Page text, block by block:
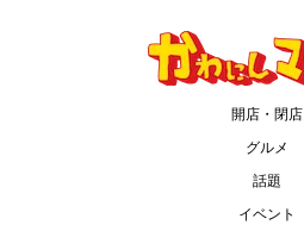
開店・閉店
グルメ
話題
イベント